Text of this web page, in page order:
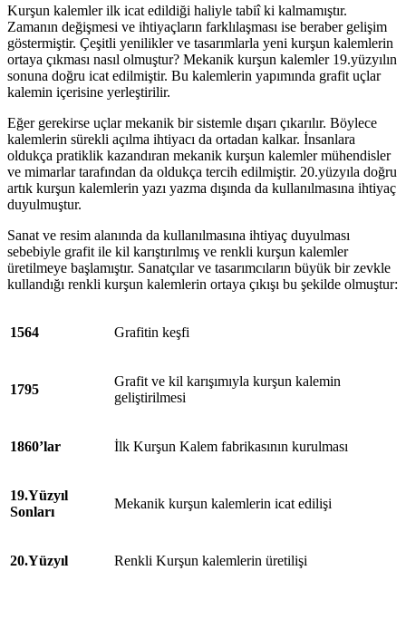
Kurşun kalemler ilk icat edildiği haliyle tabiî ki kalmamıştır.
Zamanın değişmesi ve ihtiyaçların farklılaşması ise beraber gelişim
göstermiştir. Çeşitli yenilikler ve tasarımlarla yeni kurşun kalemlerin
ortaya çıkması nasıl olmuştur? Mekanik kurşun kalemler 19.yüzyılın
sonuna doğru icat edilmiştir. Bu kalemlerin yapımında grafit uçlar
kalemin içerisine yerleştirilir.
Eğer gerekirse uçlar mekanik bir sistemle dışarı çıkarılır. Böylece
kalemlerin sürekli açılma ihtiyacı da ortadan kalkar. İnsanlara
oldukça pratiklik kazandıran mekanik kurşun kalemler mühendisler
ve mimarlar tarafından da oldukça tercih edilmiştir. 20.yüzyıla doğru
artık kurşun kalemlerin yazı yazma dışında da kullanılmasına ihtiyaç
duyulmuştur.
Sanat ve resim alanında da kullanılmasına ihtiyaç duyulması
sebebiyle grafit ile kil karıştırılmış ve renkli kurşun kalemler
üretilmeye başlamıştır. Sanatçılar ve tasarımcıların büyük bir zevkle
kullandığı renkli kurşun kalemlerin ortaya çıkışı bu şekilde olmuştur:
1564 Grafitin keşfi
1795
Grafit ve kil karışımıyla kurşun kalemin
geliştirilmesi
1860’lar İlk Kurşun Kalem fabrikasının kurulması
19.Yüzyıl
Sonları
Mekanik kurşun kalemlerin icat edilişi
20.Yüzyıl Renkli Kurşun kalemlerin üretilişi